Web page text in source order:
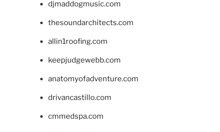
djmaddogmusic.com
thesoundarchitects.com
allin1roofing.com
keepjudgewebb.com
anatomyofadventure.com
drivancastillo.com
cmmedspa.com